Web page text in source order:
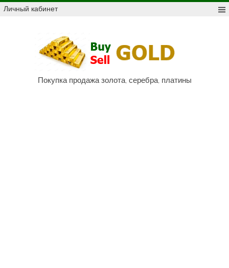
Skip
toЛичный кабинет
Покупка продажа золота, серебра, платины